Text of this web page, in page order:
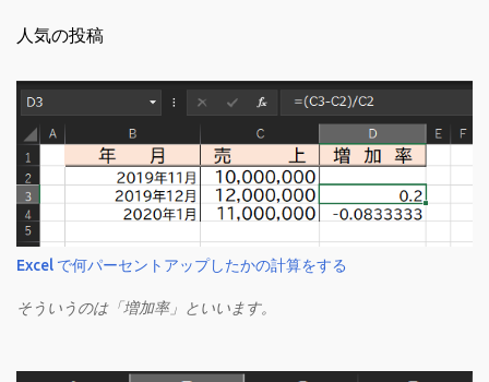
人気の投稿
Excel で何パーセントアップしたかの計算をする
そういうのは「増加率」といいます。